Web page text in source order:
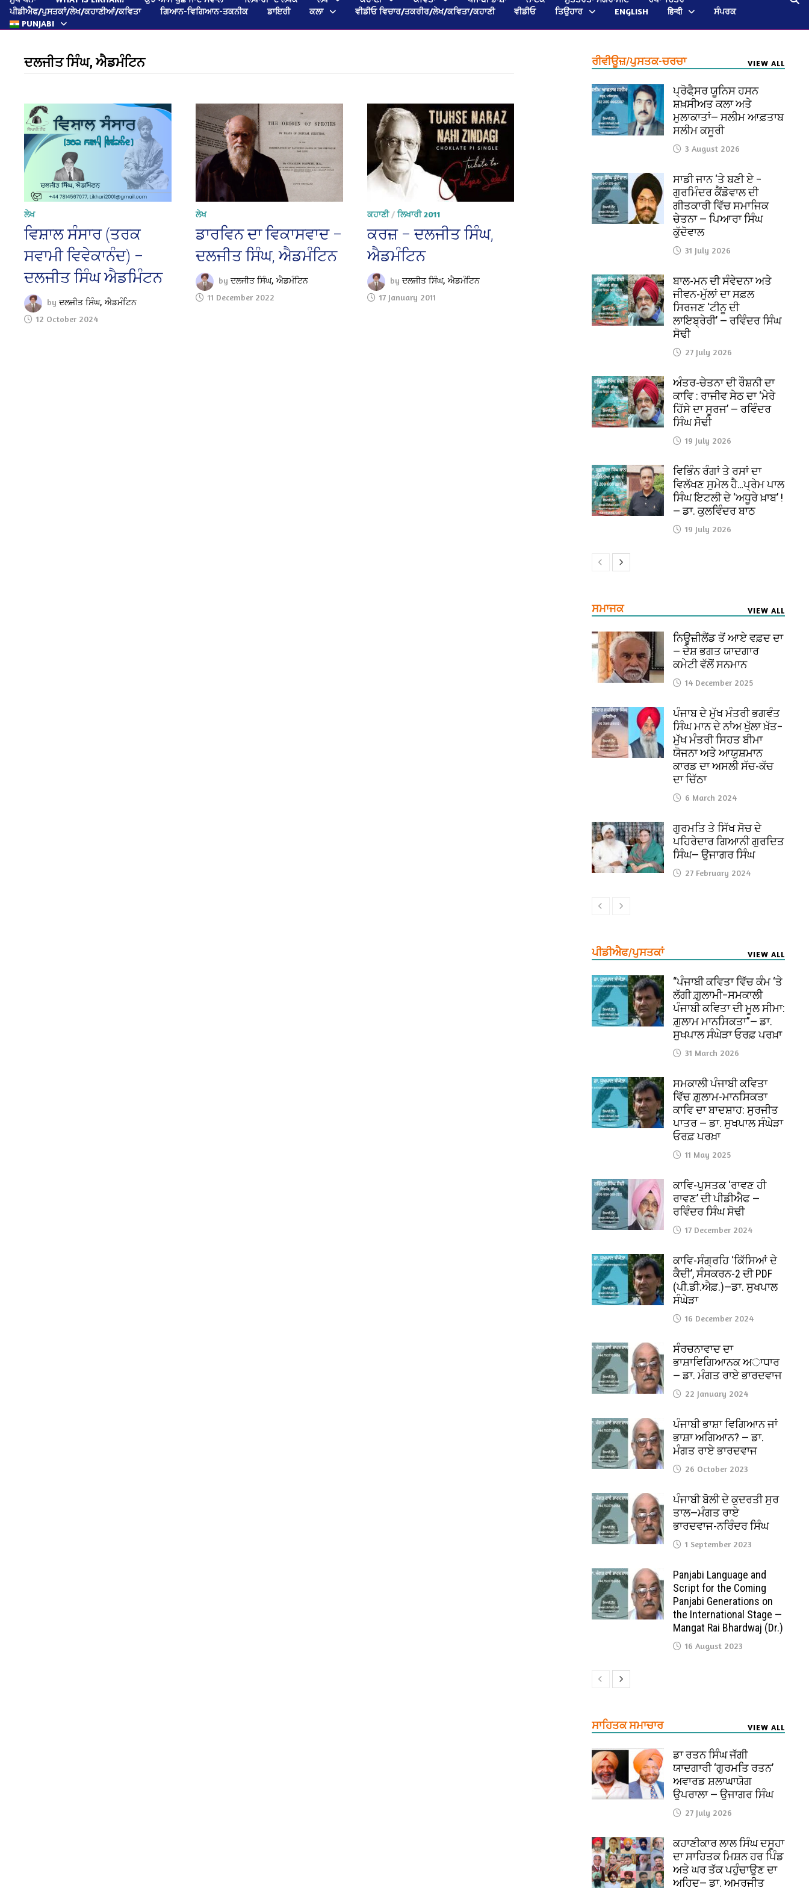
ਪੀਡੀਐਫ/ਪੁਸਤਕਾਂ/ਲੇਖ/ਕਹਾਣੀਆਂ/ਕਵਿਤਾ
ਗਿਆਨ-ਵਿਗਿਆਨ-ਤਕਨੀਕ ਡਾਇਰੀ ਕਲਾ ਵੀਡੀਓ ਵਿਚਾਰ/ਤਕਰੀਰ/ਲੇਖ/ਕਵਿਤਾ/ਕਹਾਣੀ ਵੀਡੀਓ ਤਿਉਹਾਰ ENGLISH हिन्दी
ਸੰਪਰਕ
PUNJABI
ਦਲਜੀਤ ਸਿੰਘ, ਐਡਮੰਟਿਨ
ਲੇਖ
ਵਿਸ਼ਾਲ ਸੰਸਾਰ (ਤਰਕ
ਸਵਾਮੀ ਵਿਵੇਕਾਨੰਦ) –
ਦਲਜੀਤ ਸਿੰਘ ਐਡਮਿੰਟਨ
byਦਲਜੀਤ ਸਿੰਘ, ਐਡਮੰਟਿਨ
12 October 2024
ਲੇਖ
ਡਾਰਵਿਨ ਦਾ ਵਿਕਾਸਵਾਦ –
ਦਲਜੀਤ ਸਿੰਘ, ਐਡਮੰਟਿਨ
byਦਲਜੀਤ ਸਿੰਘ, ਐਡਮੰਟਿਨ
11 December 2022
ਕਹਾਣੀ/ ਲਿਖਾਰੀ 2011
ਕਰਜ਼ – ਦਲਜੀਤ ਸਿੰਘ,
ਐਡਮੰਟਿਨ
byਦਲਜੀਤ ਸਿੰਘ, ਐਡਮੰਟਿਨ
17 January 2011
ਰੀਵੀਊਜ਼/ਪੁਸਤਕ-ਚਰਚਾ VIEW ALL
ਪ੍ਰੋਫੈ਼ਸਰ ਯੂਨਿਸ ਹਸਨ
ਸ਼ਖ਼ਸੀਅਤ ਕਲਾ ਅਤੇ
ਮੁਲਾਕਾਤਾਂ— ਸਲੀਮ ਆਫ਼ਤਾਬ
ਸਲੀਮ ਕਸੂਰੀ
3 August 2026
ਸਾਡੀ ਜਾਨ ‘ਤੇ ਬਣੀ ਏ –
ਗੁਰਮਿੰਦਰ ਕੈਂਡੋਵਾਲ ਦੀ
ਗੀਤਕਾਰੀ ਵਿੱਚ ਸਮਾਜਿਕ
ਚੇਤਨਾ — ਪਿਆਰਾ ਸਿੰਘ
ਕੁੱਦੋਵਾਲ
31 July 2026
ਬਾਲ-ਮਨ ਦੀ ਸੰਵੇਦਨਾ ਅਤੇ
ਜੀਵਨ-ਮੁੱਲਾਂ ਦਾ ਸਫ਼ਲ
ਸਿਰਜਣ ‘ਟੀਨੂ ਦੀ
ਲਾਇਬ੍ਰੇਰੀ’ — ਰਵਿੰਦਰ ਸਿੰਘ
ਸੋਢੀ
27 July 2026
ਅੰਤਰ-ਚੇਤਨਾ ਦੀ ਰੌਸ਼ਨੀ ਦਾ
ਕਾਵਿ : ਰਾਜੀਵ ਸੇਠ ਦਾ ‘ਮੇਰੇ
ਹਿੱਸੇ ਦਾ ਸੂਰਜ’ — ਰਵਿੰਦਰ
ਸਿੰਘ ਸੋਢੀ
19 July 2026
ਵਿਭਿੰਨ ਰੰਗਾਂ ਤੇ ਰਸਾਂ ਦਾ
ਵਿਲੱਖਣ ਸੁਮੇਲ ਹੈ…ਪ੍ਰੇਮ ਪਾਲ
ਸਿੰਘ ਇਟਲੀ ਦੇ ‘ਅਧੂਰੇ ਖ਼ਾਬ’ !
— ਡਾ. ਕੁਲਵਿੰਦਰ ਬਾਠ
19 July 2026
ਸਮਾਜਕ VIEW ALL
ਨਿਊਜ਼ੀਲੈਂਡ ਤੋਂ ਆਏ ਵਫ਼ਦ ਦਾ
— ਦੇਸ਼ ਭਗਤ ਯਾਦਗਾਰ
ਕਮੇਟੀ ਵੱਲੋਂ ਸਨਮਾਨ
14 December 2025
ਪੰਜਾਬ ਦੇ ਮੁੱਖ ਮੰਤਰੀ ਭਗਵੰਤ
ਸਿੰਘ ਮਾਨ ਦੇ ਨਾਂਅ ਖੁੱਲਾ ਖ਼ੱਤ–
ਮੁੱਖ ਮੰਤਰੀ ਸਿਹਤ ਬੀਮਾ
ਯੋਜਨਾ ਅਤੇ ਆਯੁਸ਼ਮਾਨ
ਕਾਰਡ ਦਾ ਅਸਲੀ ਸੱਚ-ਕੱਚ
ਦਾ ਚਿੱਠਾ
6 March 2024
ਗੁਰਮਤਿ ਤੇ ਸਿੱਖ ਸੋਚ ਦੇ
ਪਹਿਰੇਦਾਰ ਗਿਆਨੀ ਗੁਰਦਿਤ
ਸਿੰਘ— ਉਜਾਗਰ ਸਿੰਘ
27 February 2024
ਪੀਡੀਐਫ/ਪੁਸਤਕਾਂ VIEW ALL
“ਪੰਜਾਬੀ ਕਵਿਤਾ ਵਿੱਚ ਕੰਮ ‘ਤੇ
ਲੱਗੀ ਗ਼ੁਲਾਮੀ–ਸਮਕਾਲੀ
ਪੰਜਾਬੀ ਕਵਿਤਾ ਦੀ ਮੂਲ ਸੀਮਾ:
ਗ਼ੁਲਾਮ ਮਾਨਸਿਕਤਾ”— ਡਾ.
ਸੁਖਪਾਲ ਸੰਘੇੜਾ ਓਰਫ਼ ਪਰਖ਼ਾ
31 March 2026
ਸਮਕਾਲੀ ਪੰਜਾਬੀ ਕਵਿਤਾ
ਵਿੱਚ ਗ਼ੁਲਾਮ-ਮਾਨਸਿਕਤਾ
ਕਾਵਿ ਦਾ ਬਾਦਸ਼ਾਹ: ਸੁਰਜੀਤ
ਪਾਤਰ — ਡਾ. ਸੁਖਪਾਲ ਸੰਘੇੜਾ
ਓਰਫ਼ ਪਰਖ਼ਾ
11 May 2025
ਕਾਵਿ-ਪੁਸਤਕ ‘ਰਾਵਣ ਹੀ
ਰਾਵਣ’ ਦੀ ਪੀਡੀਐਫ —
ਰਵਿੰਦਰ ਸਿੰਘ ਸੋਢੀ
17 December 2024
ਕਾਵਿ-ਸੰਗ੍ਰਹਿ ‘ਕਿੱਸਿਆਂ ਦੇ
ਕੈਦੀ’, ਸੰਸਕਰਨ-2 ਦੀ PDF
(ਪੀ.ਡੀ.ਐਫ਼.)—ਡਾ. ਸੁਖਪਾਲ
ਸੰਘੇੜਾ
16 December 2024
ਸੰਰਚਨਾਵਾਦ ਦਾ
ਭਾਸ਼ਾਵਿਗਿਆਨਕ ਅਾਧਾਰ
— ਡਾ. ਮੰਗਤ ਰਾਏ ਭਾਰਦਵਾਜ
22 January 2024
ਪੰਜਾਬੀ ਭਾਸ਼ਾ ਵਿਗਿਆਨ ਜਾਂ
ਭਾਸ਼ਾ ਅਗਿਆਨ? — ਡਾ.
ਮੰਗਤ ਰਾਏ ਭਾਰਦਵਾਜ
26 October 2023
ਪੰਜਾਬੀ ਬੋਲੀ ਦੇ ਕੁਦਰਤੀ ਸੁਰ
ਤਾਲ—ਮੰਗਤ ਰਾਏ
ਭਾਰਦਵਾਜ-ਨਰਿੰਦਰ ਸਿੰਘ
1 September 2023
Panjabi Language and
Script for the Coming
Panjabi Generations on
the International Stage —
Mangat Rai Bhardwaj (Dr.)
16 August 2023
ਸਾਹਿਤਕ ਸਮਾਚਾਰ VIEW ALL
ਡਾ ਰਤਨ ਸਿੰਘ ਜੱਗੀ
ਯਾਦਗਾਰੀ ‘ਗੁਰਮਤਿ ਰਤਨ’
ਅਵਾਰਡ ਸ਼ਲਾਘਾਯੋਗ
ਉਪਰਾਲਾ — ਉਜਾਗਰ ਸਿੰਘ
27 July 2026
ਕਹਾਣੀਕਾਰ ਲਾਲ ਸਿੰਘ ਦਸੂਹਾ
ਦਾ ਸਾਹਿਤਕ ਮਿਸ਼ਨ ਹਰ ਪਿੰਡ
ਅਤੇ ਘਰ ਤੱਕ ਪਹੁੰਚਾਉਣ ਦਾ
ਅਹਿਦ— ਡਾ. ਅਮਰਜੀਤ